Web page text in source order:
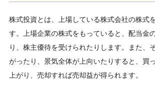
株式投資とは、上場している株式会社の株式
す。上場企業の株式をもっていると、配当金
り、株主優待を受けられたりします。また、
がったり、景気全体が上向いたりすると、買
上がり、売却すれば売却益が得られます。